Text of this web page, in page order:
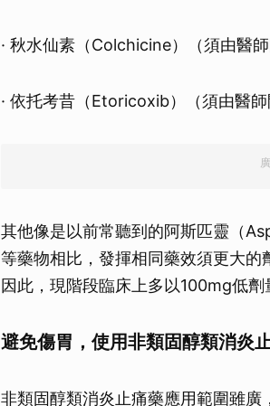
· 秋水仙素（Colchicine）（須由醫師
· 依托考昔（Etoricoxib）（須由醫師
其他像是以前常聽到的阿斯匹靈（
等藥物相比，發揮相同藥效須更大的
因此，現階段臨床上多以100mg低
避免傷胃，使用非類固醇類消炎
非類固醇類消炎止痛藥應用範圍雖